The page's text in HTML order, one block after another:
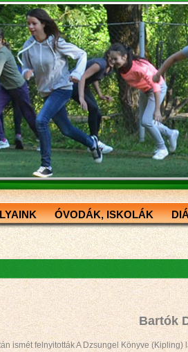
ÓVODÁK, ISKOLÁK
Bartók
ismét felnyitották A Dzsungel Könyve